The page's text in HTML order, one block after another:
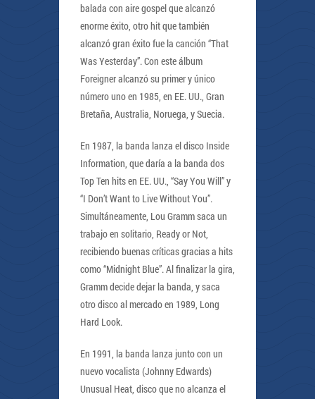
balada con aire gospel que alcanzó
enorme éxito, otro hit que también
alcanzó gran éxito fue la canción “That
Was Yesterday”. Con este álbum
Foreigner alcanzó su primer y único
número uno en 1985, en EE. UU., Gran
Bretaña, Australia, Noruega, y Suecia.
En 1987, la banda lanza el disco Inside
Information, que daría a la banda dos
Top Ten hits en EE. UU., “Say You Will” y
“I Don’t Want to Live Without You”.
Simultáneamente, Lou Gramm saca un
trabajo en solitario, Ready or Not,
recibiendo buenas críticas gracias a hits
como “Midnight Blue”. Al finalizar la gira,
Gramm decide dejar la banda, y saca
otro disco al mercado en 1989, Long
Hard Look.
En 1991, la banda lanza junto con un
nuevo vocalista (Johnny Edwards)
Unusual Heat, disco que no alcanza el